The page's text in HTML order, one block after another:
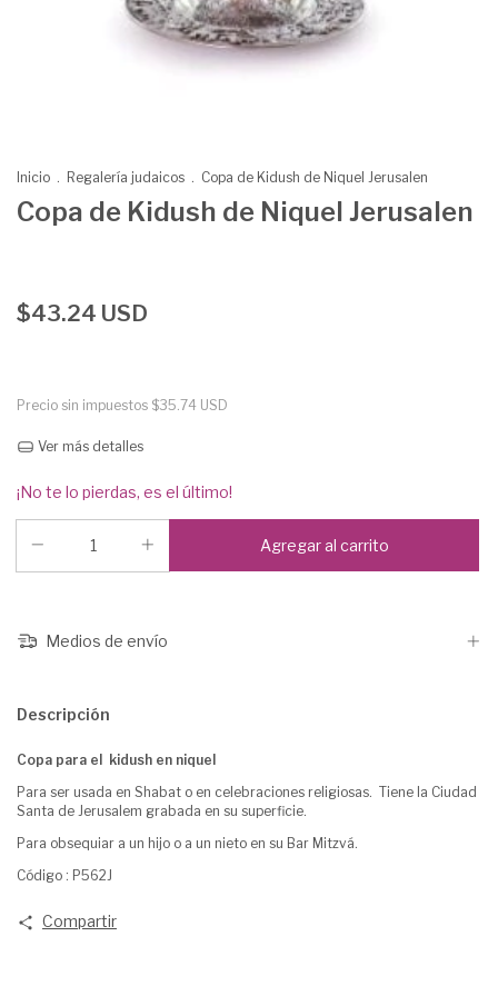
Inicio . Regalería judaicos . Copa de Kidush de Niquel Jerusalen
Copa de Kidush de Niquel Jerusalen
$43.24 USD
Precio sin impuestos $35.74 USD
Ver más detalles
¡No te lo pierdas, es el último!
Medios de envío
Descripción
Copa para el kidush en niquel
Para ser usada en Shabat o en celebraciones religiosas. Tiene la Ciudad
Santa de Jerusalem grabada en su superficie.
Para obsequiar a un hijo o a un nieto en su Bar Mitzvá.
Código : P562J
Compartir